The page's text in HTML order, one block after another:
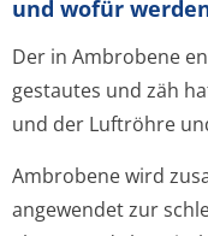
und wofür
Der in Ambrobene
gestautes und zäh
und der Luftröhre
Ambrobene wird
angewendet zur